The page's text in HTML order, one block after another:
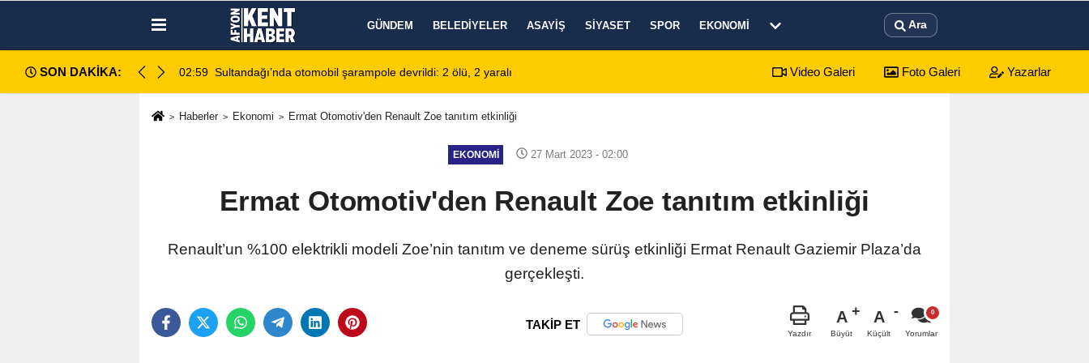
GÜNDEM BELEDIYELER ASAYIŞ SIYASET SPOR EKONOMI Ara
SON DAKİKA:
2 ölü, 2 yaralı 02:13 Afyonkarahisar'da Araç Sahiplerinin Tercihi: Halil Engin Oto Yıkama Şarkıcı Cansever 59 yaşında hayatını kaybetti 03:26
Video Galeri Foto Galeri Yazarlar
Haberler Ekonomi Ermat Otomotiv'den Renault Zoe tanıtım etkinliği
EKONOMI 27 Mart 2023 - 02:00
Ermat Otomotiv'den Renault Zoe tanıtım etkinliği
Renault’un %100 elektrikli modeli Zoe’nin tanıtım ve deneme sürüş etkinliği Ermat Renault Gaziemir Plaza’da
gerçekleşti.
TAKİP ET
Yazdır
A
Büyüt
A
Küçült Yorumlar